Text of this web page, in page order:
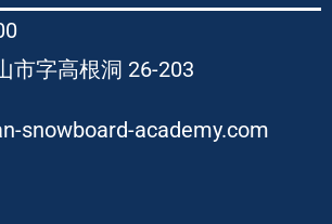
市字高根洞 26-203​
snowboard-academy.com